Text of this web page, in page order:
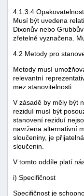
4.1.3.4
Musí být uvedena
Dixonův nebo
zřetelně vyznačena.
4.2 Metody pro
Metody musí
relevantní
mez stanovitelnosti.
V zásadě by měly být
reziduí musí být
stanovení reziduí
navržena alternativní
sloučeniny, je
sloučenin.
V tomto oddíle platí
i) Specifičnost
Specifičnost je